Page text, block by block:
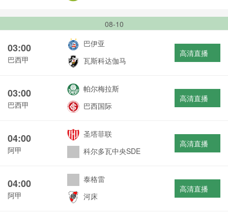
08-10
03:00
巴西甲
巴伊亚
瓦斯科达伽马
高清直播
03:00
巴西甲
帕尔梅拉斯
巴西国际
高清直播
04:00
阿甲
圣塔菲联
科尔多瓦中央SDE
高清直播
04:00
阿甲
泰格雷
河床
高清直播